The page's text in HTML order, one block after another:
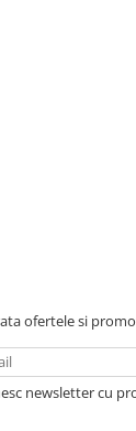
ofertele si
newsletter cu